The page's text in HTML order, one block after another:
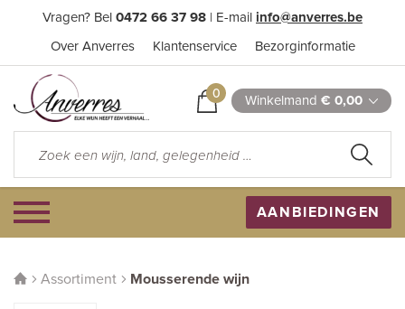
Vragen? Bel 0472 66 37 98 | E-mail info@anverres.be
Over Anverres Klantenservice Bezorginformatie
0 Winkelmand € 0,00
AANBIEDINGEN
Assortiment Mousserende wijn